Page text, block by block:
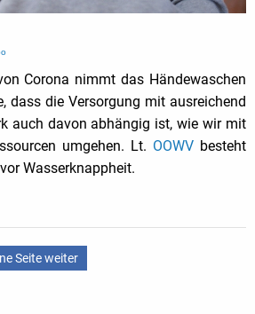
Corona nimmt das Händewaschen
dass die Versorgung mit ausreichend
auch davon abhängig ist, wie wir mit
umgehen. Lt. OOWV besteht
Wasserknappheit.
Seite weiter